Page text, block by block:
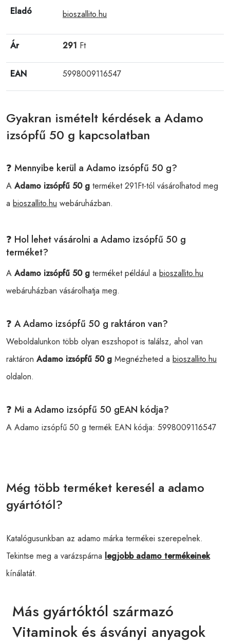
Eladó bioszallito.hu
Ár 291 Ft
EAN 5998009116547
Gyakran ismételt kérdések a Adamo
izsópfű 50 g kapcsolatban
❓ Mennyibe kerül a Adamo izsópfű 50 g?
A Adamo izsópfű 50 g terméket 291Ft-tól vásárolhatod meg
a bioszallito.hu webáruházban.
❓ Hol lehet vásárolni a Adamo izsópfű 50 g
terméket?
A Adamo izsópfű 50 g terméket például a bioszallito.hu
webáruházban vásárolhatja meg.
❓ A Adamo izsópfű 50 g raktáron van?
Weboldalunkon több olyan eszshopot is találsz, ahol van
raktáron Adamo izsópfű 50 g Megnézheted a bioszallito.hu
oldalon.
❓ Mi a Adamo izsópfű 50 gEAN kódja?
A Adamo izsópfű 50 g termék EAN kódja: 5998009116547
Még több terméket keresél a adamo
gyártótól?
Katalógusunkban az adamo márka termékei szerepelnek.
Tekintse meg a varázspárna legjobb adamo termékeinek
kínálatát.
Más gyártóktól származó
Vitaminok és ásványi anyagok